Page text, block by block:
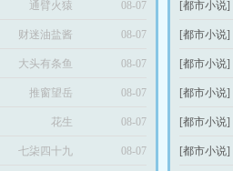
[都市小说]
[都市小说]
[都市小说]
[都市小说]
[都市小说]
[都市小说]
通臂火猿 08-07
财迷油盐酱 08-07
大头有条鱼 08-07
推窗望岳 08-07
花生 08-07
七柒四十九 08-07